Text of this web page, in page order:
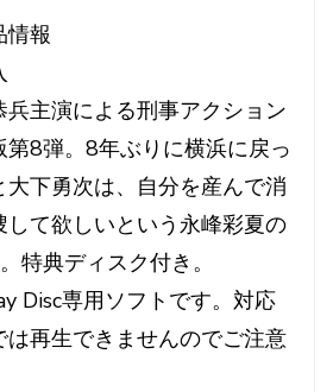
情報
主演による刑事アクション
第8弾。8年ぶりに横浜に戻っ
下勇次は、自分を産んで消
して欲しいという永峰彩夏の
特典ディスク付き。
Disc専用ソフトです。対応
は再生できませんのでご注意